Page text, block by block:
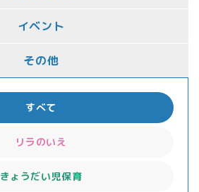
イベント
その他
すべて
リラのいえ
きょうだい児保育